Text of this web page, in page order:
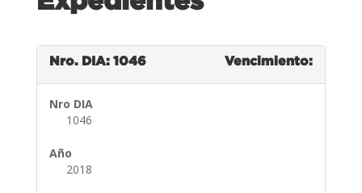
Nro. DIA: 1046 Vencimiento:
Nro DIA
1046
Año
2018